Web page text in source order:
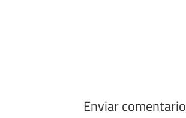
Enviar comentario